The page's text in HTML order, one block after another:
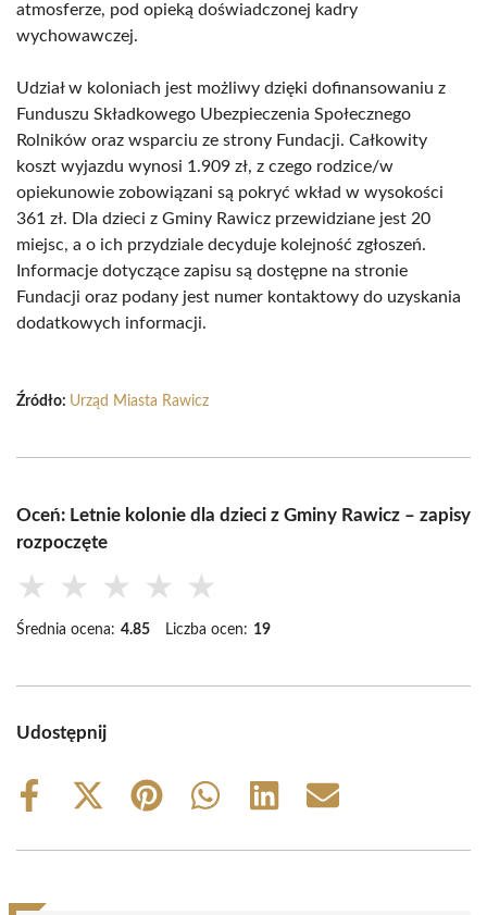
atmosferze, pod opieką doświadczonej kadry
wychowawczej.
Udział w koloniach jest możliwy dzięki dofinansowaniu z
Funduszu Składkowego Ubezpieczenia Społecznego
Rolników oraz wsparciu ze strony Fundacji. Całkowity
koszt wyjazdu wynosi 1.909 zł, z czego rodzice/w
opiekunowie zobowiązani są pokryć wkład w wysokości
361 zł. Dla dzieci z Gminy Rawicz przewidziane jest 20
miejsc, a o ich przydziale decyduje kolejność zgłoszeń.
Informacje dotyczące zapisu są dostępne na stronie
Fundacji oraz podany jest numer kontaktowy do uzyskania
dodatkowych informacji.
Źródło: Urząd Miasta Rawicz
Oceń: Letnie kolonie dla dzieci z Gminy Rawicz – zapisy
rozpoczęte
★ ★ ★ ★ ★
Średnia ocena: 4.85 Liczba ocen: 19
Udostępnij
Share
Share
(Twitter)
Share
Share
Share
Share